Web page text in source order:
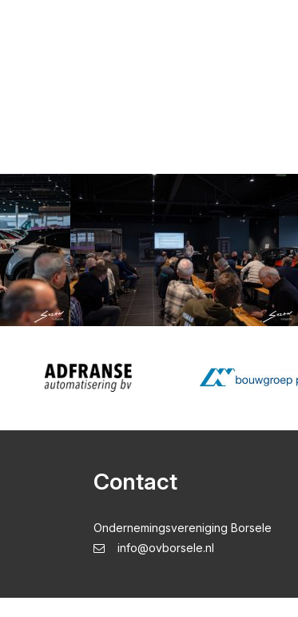
Contact
Ondernemingsvereniging Borsele
info@ovborsele.nl